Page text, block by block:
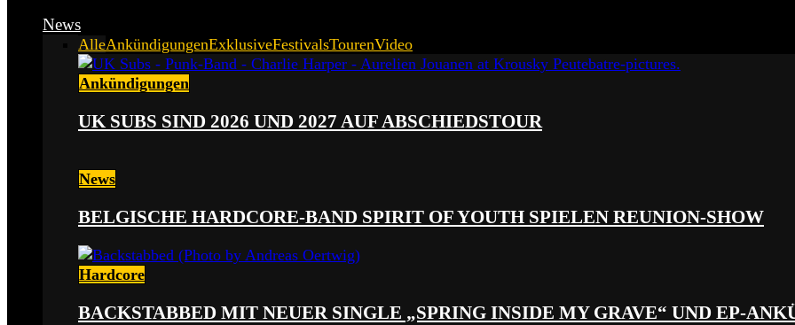
News
AlleAnkündigungenExklusiveFestivalsTourenVideo
Ankündigungen
UK SUBS SIND 2026 UND 2027 AUF ABSCHIEDSTOUR
News
BELGISCHE HARDCORE-BAND SPIRIT OF YOUTH SPIELEN REUNION-SHOW
Hardcore
BACKSTABBED MIT NEUER SINGLE „SPRING INSIDE MY GRAVE“ UND EP-